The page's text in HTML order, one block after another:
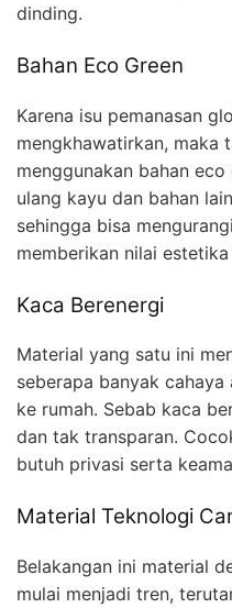
dinding.
Bahan Eco Green
Karena isu pemanasan
mengkhawatirkan, maka
menggunakan bahan
ulang kayu dan bahan
sehingga bisa
memberikan nilai
Kaca Berenergi
Material yang satu ini
seberapa banyak
ke rumah. Sebab kaca
dan tak transparan.
butuh privasi serta
Material Teknologi
Belakangan ini material
mulai menjadi tren,